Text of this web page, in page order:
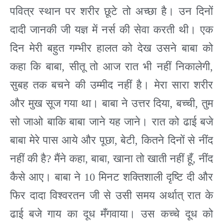
पवित्र स्थान पर शरीर छूटे तो अच्छा है। उन दिनों
दादी जानकी जी यज्ञ में नर्स की सेवा करती थी। एक
दिन मेरी बहुत गम्भीर हालत को देख उसने बाबा को
कहा कि बाबा,सीतू तो आज रात भी नहीं निकालेगी,
सुबह तक बचने की उम्मीद नहीं है। मेरा सारा शरीर
और मुख सूज गया था। बाबा ने उत्तर दिया,बच्ची,तुम
सो जाओ बाकि बाबा जाने यह जाने। रात को ढाई बजे
बाबा मेरे पास आये और पूछा,बेटी,कितने दिनों से नींद
नहीं की है?मैंने कहा,बाबा,खाना तो खाती नहीं हूँ,नींद
कैसे आए। बाबा ने 10मिनट शक्तिशाली दृष्टि दी और
फिर दादा विश्वरतन जी से उसी समय अर्थात् रात के
ढाई बजे गाय का दूध मँगवाया। उस कच्चे दूध को